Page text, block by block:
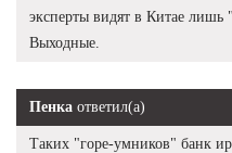
эксперты видят в Китае лишь
Выходные.
Пенка ответил(а)
Таких "горе-умников" банк